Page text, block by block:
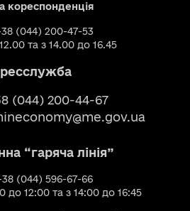
кореспонденція
(044) 200-47-53
та з 14.00 до 16.45
(044) 200-44-67
“гаряча лінія”
(044) 596-67-66
до 12:00 та з 14:00 до 16:45